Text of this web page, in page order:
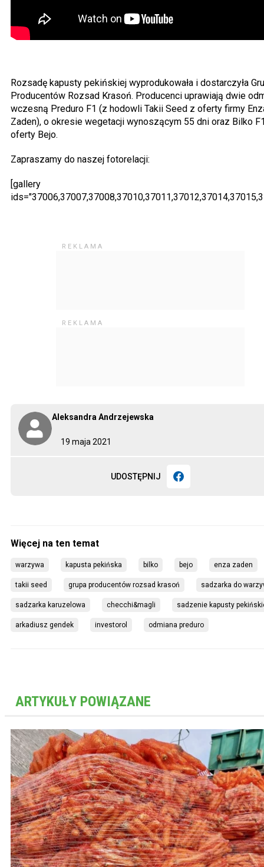
19 maja 2021
Aleksandra Andrzejewska
UDOSTĘPNIJ
Rozsadę kapusty pekińskiej wyprodukowała i dostarczyła
Producentów Rozsad Krasoń. Producenci uprawiają dwie
wczesną Preduro F1 (z hodowli Takii Seed z oferty firmy
Zaden), o okresie wegetacji wynoszącym 55 dni oraz Bilko
oferty Bejo.
Zapraszamy do naszej fotorelacji:
[gallery
warzywa kapusta pekińska bilko bejo enza zaden
takii seed grupa producentów rozsad krasoń sadzarka do
sadzarka karuzelowa checchi&magli sadzenie kapusty
arkadiusz gendek investorol odmiana preduro
ARTYKUŁY POWIĄZANE